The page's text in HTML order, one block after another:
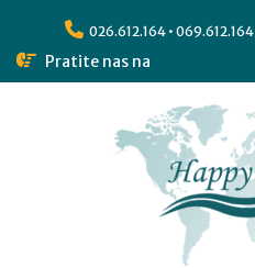
026.612.164 • 069.612.164
Pratite nas na